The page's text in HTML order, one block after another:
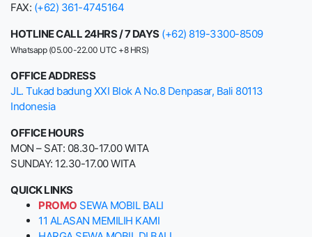
FAX: (+62) 361-4745164
HOTLINE CALL 24HRS / 7 DAYS (+62) 819-3300-8509
Whatsapp (05.00-22.00 UTC +8 HRS)
OFFICE ADDRESS
JL. Tukad badung XXI Blok A No.8 Denpasar, Bali 80113
Indonesia
OFFICE HOURS
MON – SAT: 08.30-17.00 WITA
SUNDAY: 12.30-17.00 WITA
QUICK LINKS
PROMO SEWA MOBIL BALI
11 ALASAN MEMILIH KAMI